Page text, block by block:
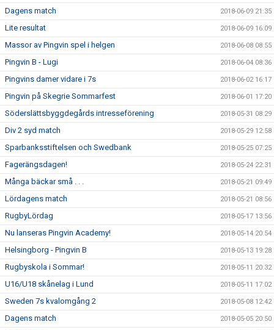
Dagens match 2018-06-09 21:35
Lite resultat 2018-06-09 16:09
Massor av Pingvin spel i helgen 2018-06-08 08:55
Pingvin B - Lugi 2018-06-04 08:36
Pingvins damer vidare i 7s 2018-06-02 16:17
Pingvin på Skegrie Sommarfest 2018-06-01 17:20
Söderslättsbyggdegårds intresseförening 2018-05-31 08:29
Div 2 syd match 2018-05-29 12:58
Sparbanksstiftelsen och Swedbank 2018-05-25 07:25
Fagerängsdagen! 2018-05-24 22:31
Många bäckar små . . . 2018-05-21 09:49
Lördagens match 2018-05-21 08:56
RugbyLördag 2018-05-17 13:56
Nu lanseras Pingvin Academy! 2018-05-14 20:54
Helsingborg - Pingvin B 2018-05-13 19:28
Rugbyskola i Sommar! 2018-05-11 20:32
U16/U18 skånelag i Lund 2018-05-11 17:02
Sweden 7s kvalomgång 2 2018-05-08 12:42
Dagens match 2018-05-05 20:50